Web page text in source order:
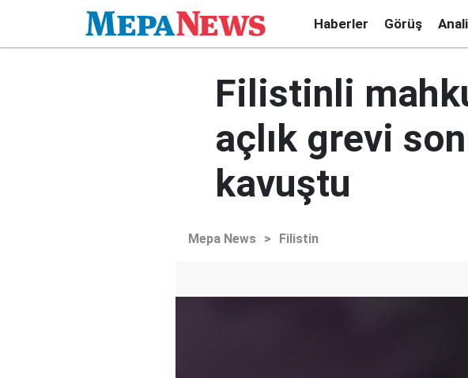
Haberler Görüş
Filistinli
açlık grevi
kavuştu
Mepa News > Filistin